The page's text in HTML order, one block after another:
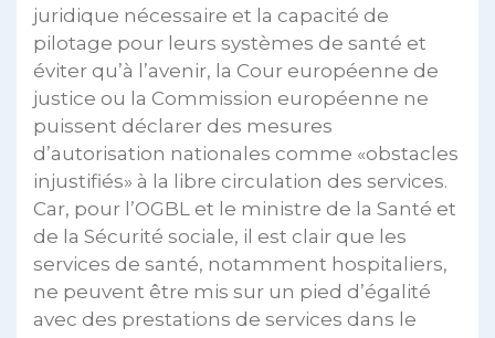
juridique nécessaire et la capacité de
pilotage pour leurs systèmes de santé et
éviter qu’à l’avenir, la Cour européenne de
justice ou la Commission européenne ne
puissent déclarer des mesures
d’autorisation nationales comme «obstacles
injustifiés» à la libre circulation des services.
Car, pour l’OGBL et le ministre de la Santé et
de la Sécurité sociale, il est clair que les
services de santé, notamment hospitaliers,
ne peuvent être mis sur un pied d’égalité
avec des prestations de services dans le